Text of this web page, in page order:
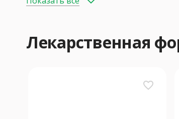
Лекарственная
favorite_border